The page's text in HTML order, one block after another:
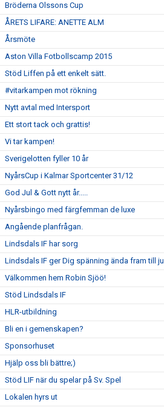
Bröderna Olssons Cup
ÅRETS LIFARE: ANETTE ALM
Årsmöte
Aston Villa Fotbollscamp 2015
Stöd Liffen på ett enkelt sätt.
#vitarkampen mot rökning
Nytt avtal med Intersport
Ett stort tack och grattis!
Vi tar kampen!
Sverigelotten fyller 10 år
NyårsCup i Kalmar Sportcenter 31/12
God Jul & Gott nytt år.....
Nyårsbingo med färgfemman de luxe
Angående planfrågan.
Lindsdals IF har sorg
Lindsdals IF ger Dig spänning ända fram till jul
Välkommen hem Robin Sjöö!
Stöd Lindsdals IF
HLR-utbildning
Bli en i gemenskapen?
Sponsorhuset
Hjälp oss bli bättre;)
Stöd LIF när du spelar på Sv. Spel
Lokalen hyrs ut